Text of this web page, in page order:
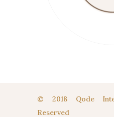
© 2018 Qode
Reserved